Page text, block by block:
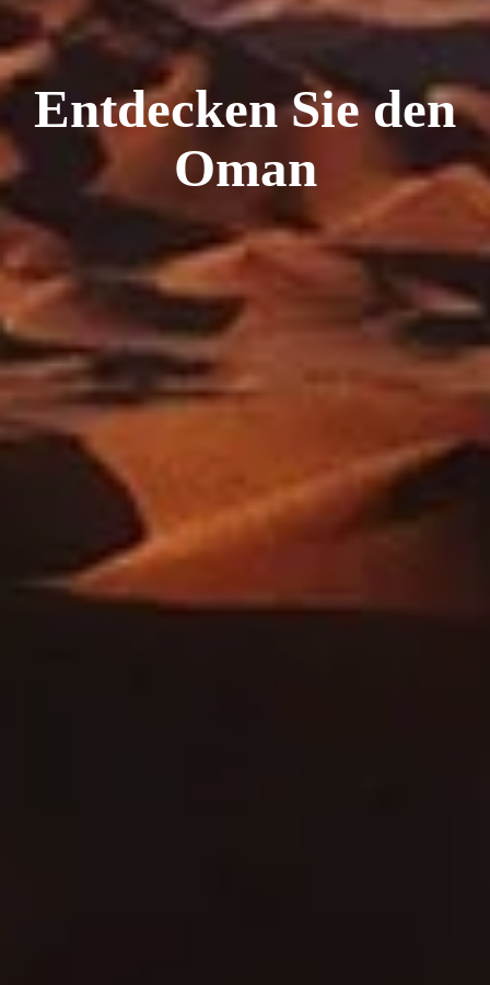
Entdecken Sie den
Oman